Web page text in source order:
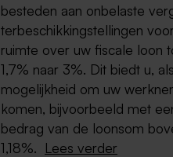
besteden aan onbelaste
terbeschikkingstellingen
ruimte over uw fiscale
1,7% naar 3%. Dit biedt u,
mogelijkheid om uw
komen, bijvoorbeeld met
bedrag van de loonsom
1,18%. Lees verder